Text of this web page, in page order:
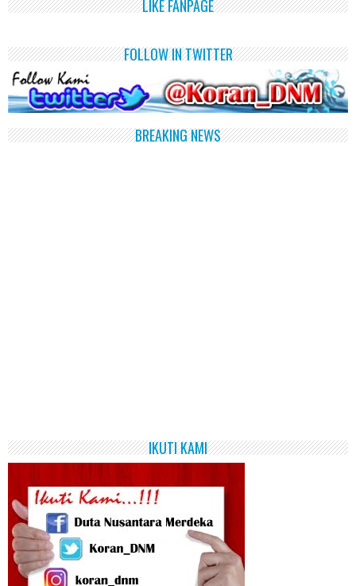
LIKE FANPAGE
FOLLOW IN TWITTER
BREAKING NEWS
IKUTI KAMI